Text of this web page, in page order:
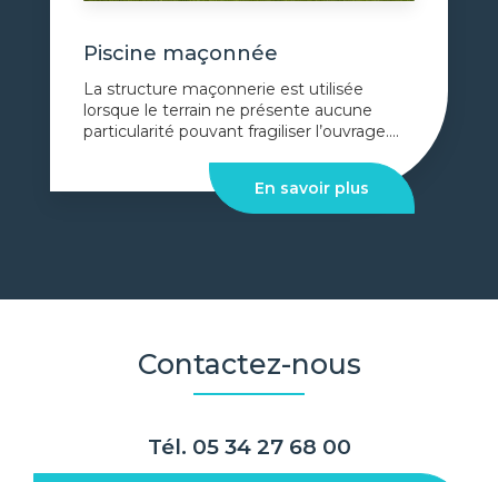
Piscine maçonnée
La structure maçonnerie est utilisée
lorsque le terrain ne présente aucune
particularité pouvant fragiliser l’ouvrage....
En savoir plus
Contactez-nous
Tél. 05 34 27 68 00